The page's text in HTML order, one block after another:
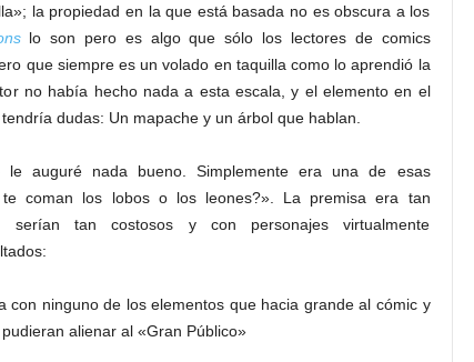
la propiedad en la que está basada no es obscura a los
lo son pero es algo que sólo los lectores de comics
que siempre es un volado en taquilla como lo aprendió la
no había hecho nada a esta escala, y el elemento en el
dudas: Un mapache y un árbol que hablan.
auguré nada bueno. Simplemente era una de esas
coman los lobos o los leones?». La premisa era tan
serían tan costosos y con personajes virtualmente
con ninguno de los elementos que hacia grande al cómic y
alienar al «Gran Público»